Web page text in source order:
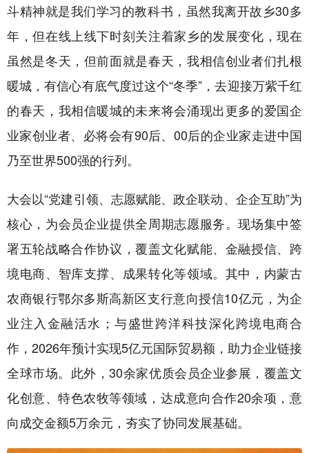
斗精神就是我们学习的教科书，虽然我离开故乡30多
年，但在线上线下时刻关注着家乡的发展变化，现在
虽然是冬天，但前面就是春天，我相信创业者们扎根
暖城，有信心有底气度过这个“冬季”，去迎接万紫千红
的春天，我相信暖城的未来将会涌现出更多的爱国企
业家创业者、必将会有90后、00后的企业家走进中国
乃至世界500强的行列。
大会以“党建引领、志愿赋能、政企联动、企企互助”为
核心，为会员企业提供全周期志愿服务。现场集中签
署五轮战略合作协议，覆盖文化赋能、金融授信、跨
境电商、智库支撑、成果转化等领域。其中，内蒙古
农商银行鄂尔多斯高新区支行意向授信10亿元，为企
业注入金融活水；与盛世跨洋科技深化跨境电商合
作，2026年预计实现5亿元国际贸易额，助力企业链接
全球市场。此外，30余家优质会员企业参展，覆盖文
化创意、特色农牧等领域，达成意向合作20余项，意
向成交金额5万余元，夯实了协同发展基础。